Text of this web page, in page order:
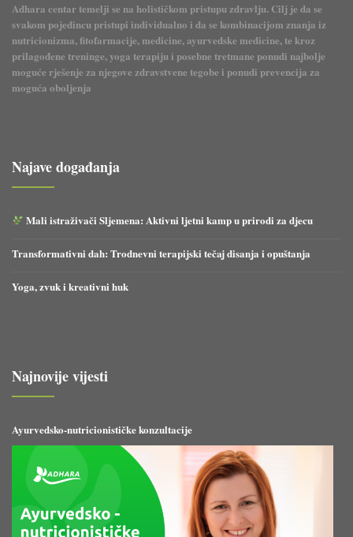
Adhara centar temelji se na holističkom pristupu zdravlju. Cilj je da se
svakom pojedincu pristupi individualno i da se kombinacijom znanja iz
nutricionizma, fitofarmacije, medicine, ayurvedske medicine, te kroz
prilagođene treninge, yoga terapiju i posebne tretmane ponudi najbolje
moguće rješenje za njegove zdravstvene tegobe i ponudi prevencija za
moguća oboljenja
Najave događanja
Mali istraživači Sljemena: Aktivni ljetni kamp u prirodi za djecu
Transformativni dah: Trodnevni terapijski tečaj disanja i opuštanja
Yoga, zvuk i kreativni huk
Najnovije vijesti
Ayurvedsko-nutricionističke konzultacije